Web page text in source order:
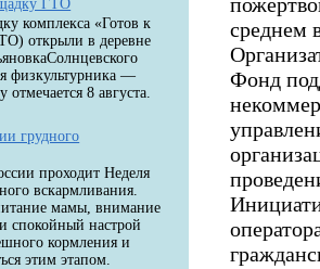
ГТО
комплекса «Готов к
открыли в деревне
физкультурника —
отмечается 8 августа.
грудного
проходит Неделя
вскармливания.
мамы, внимание
спокойный настрой
кормления и
этим этапом.
среднем
Фонд